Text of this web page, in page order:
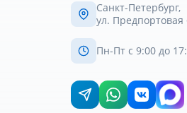
Санкт-Петербург,
ул. Предпортовая
Пн-Пт с 9:00 до